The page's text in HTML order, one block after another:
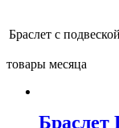
Браслет с
товары месяца
Браслет